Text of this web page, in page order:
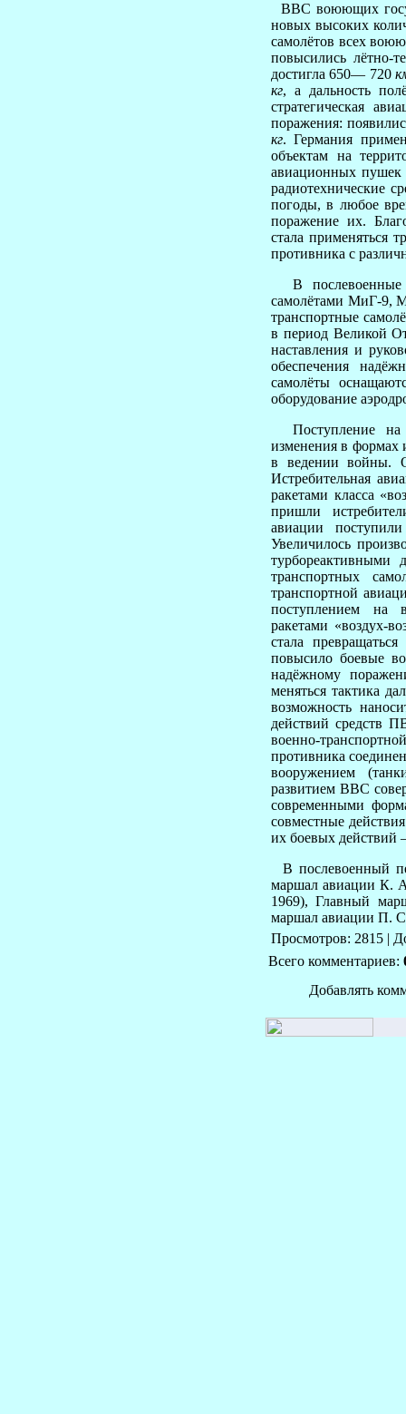
ВВС воюющих
новых высоких
самолётов всех
повысились лётно-
достигла 650— 720
кг, а дальность
стратегическая
поражения:
кг. Германия
объектам на
авиационных
радиотехнические
погоды, в любое
поражение их.
стала применяться
противника с
В послевоенные
самолётами МиГ-9,
транспортные
в период Великой
наставления и
обеспечения
самолёты
оборудование
Поступление на
изменения в формах
в ведении войны.
Истребительная
ракетами класса
пришли
авиации
Увеличилось
турбореактивными
транспортных
транспортной
поступлением на
ракетами «воздух-
стала
повысило боевые
надёжному
меняться тактика
возможность
действий средств
военно-
противника
вооружением
развитием ВВС
современными
совместные
их боевых действий
В послевоенный
маршал авиации К.
1969), Главный
маршал авиации П.
Просмотров: 2815 |
Всего комментариев:
Добавлять